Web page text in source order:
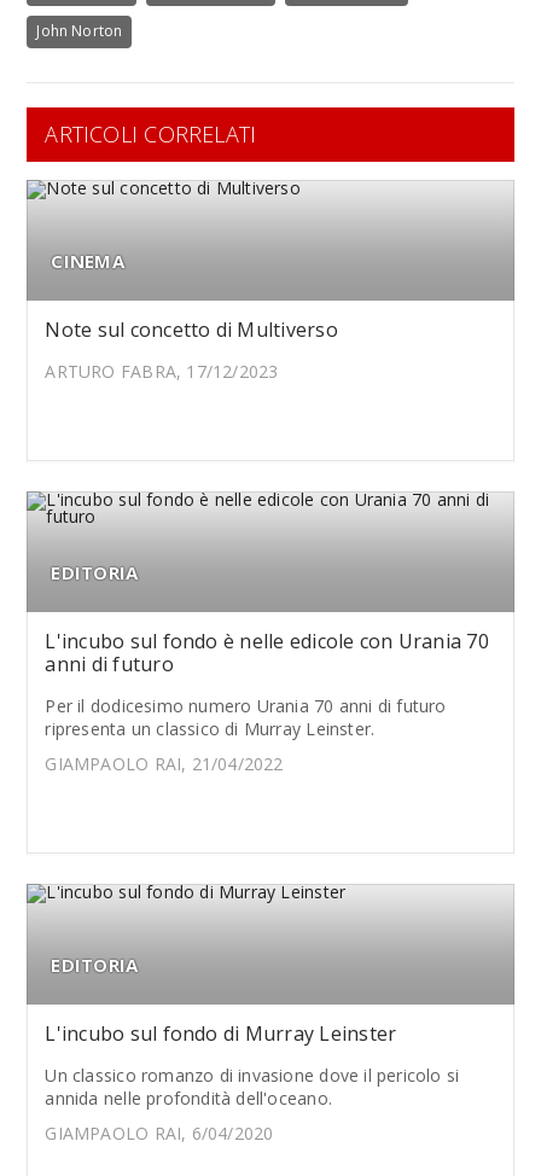
John Norton
ARTICOLI CORRELATI
CINEMA
Note sul concetto di Multiverso
ARTURO FABRA, 17/12/2023
EDITORIA
L'incubo sul fondo è nelle edicole con Urania 70
anni di futuro
Per il dodicesimo numero Urania 70 anni di futuro
ripresenta un classico di Murray Leinster.
GIAMPAOLO RAI, 21/04/2022
EDITORIA
L'incubo sul fondo di Murray Leinster
Un classico romanzo di invasione dove il pericolo si
annida nelle profondità dell'oceano.
GIAMPAOLO RAI, 6/04/2020